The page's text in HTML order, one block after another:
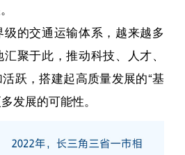
的交通运输体系，越来越多
聚于此，推动科技、人才、
跃，搭建起高质量发展的“基
发展的可能性。